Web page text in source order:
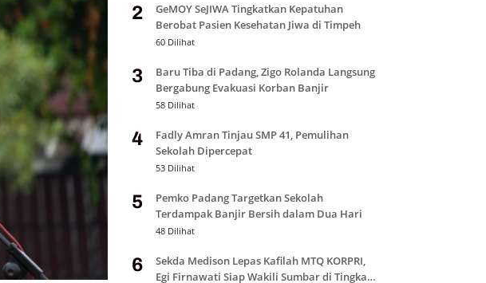
2
GeMOY SeJIWA Tingkatkan Kepatuhan
Berobat Pasien Kesehatan Jiwa di Timpeh
60 Dilihat
3
Baru Tiba di Padang, Zigo Rolanda Langsung
Bergabung Evakuasi Korban Banjir
58 Dilihat
4
Fadly Amran Tinjau SMP 41, Pemulihan
Sekolah Dipercepat
53 Dilihat
5
Pemko Padang Targetkan Sekolah
Terdampak Banjir Bersih dalam Dua Hari
48 Dilihat
6
Sekda Medison Lepas Kafilah MTQ KORPRI,
Egi Firnawati Siap Wakili Sumbar di Tingkat